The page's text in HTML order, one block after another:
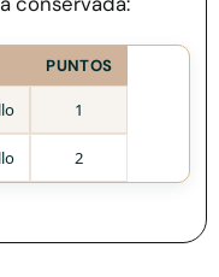
PUNTOS
1
2